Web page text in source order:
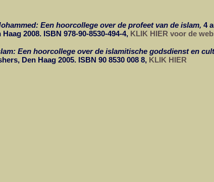
Een hoorcollege over de profeet van de islam, 4
2008. ISBN 978-90-8530-494-4, KLIK HIER voor de
Een hoorcollege over de islamitische godsdienst en
Den Haag 2005. ISBN 90 8530 008 8, KLIK HIER